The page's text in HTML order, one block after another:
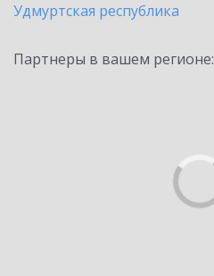
Удмуртская республика
Партнеры в вашем регионе: